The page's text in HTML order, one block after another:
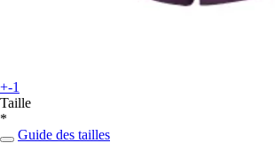
+-1
Taille
*
Guide des tailles